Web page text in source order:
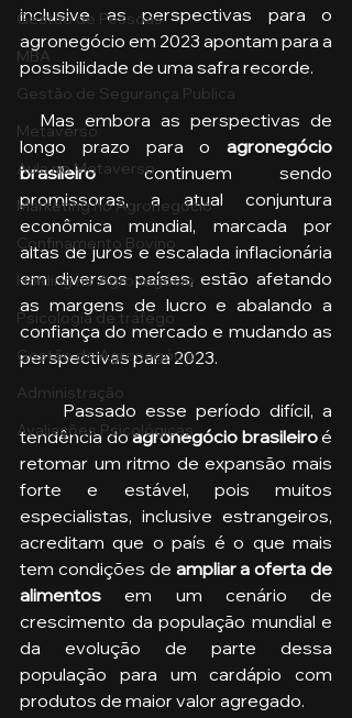
Gestão de Pessoas
MBA
Gestão de Segurança Publica
Metaverso
Aula no Metaverso
Marketing no Agronegócio
Confinamento Bovino
Holding no Agronegócio
Psicologia de tráfego
Gestão do Agronegócio
Administração
Avaliações Psicológicas
inclusive as perspectivas para o
agronegócio em 2023 apontam para a
possibilidade de uma safra recorde.
longo prazo para o agronegócio
brasileiro continuem sendo
promissoras, a atual conjuntura
econômica mundial, marcada por
altas de juros e escalada inflacionária
em diversos países, estão afetando
as margens de lucro e abalando a
confiança do mercado e mudando as
perspectivas para 2023.
tendência do agronegócio brasileiro é
retomar um ritmo de expansão mais
forte e estável, pois muitos
especialistas, inclusive estrangeiros,
acreditam que o país é o que mais
tem condições de ampliar a oferta de
alimentos em um cenário de
crescimento da população mundial e
da evolução de parte dessa
população para um cardápio com
produtos de maior valor agregado.